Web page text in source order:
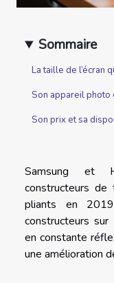
Sommaire
La taille de l’écran
Son appareil photo
Son prix et sa
Samsung et
constructeurs
pliants en
constructeurs
en constante
une amélioration